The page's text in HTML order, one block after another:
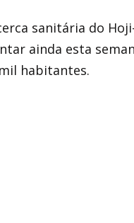
sanitária do
ainda esta
habitantes.